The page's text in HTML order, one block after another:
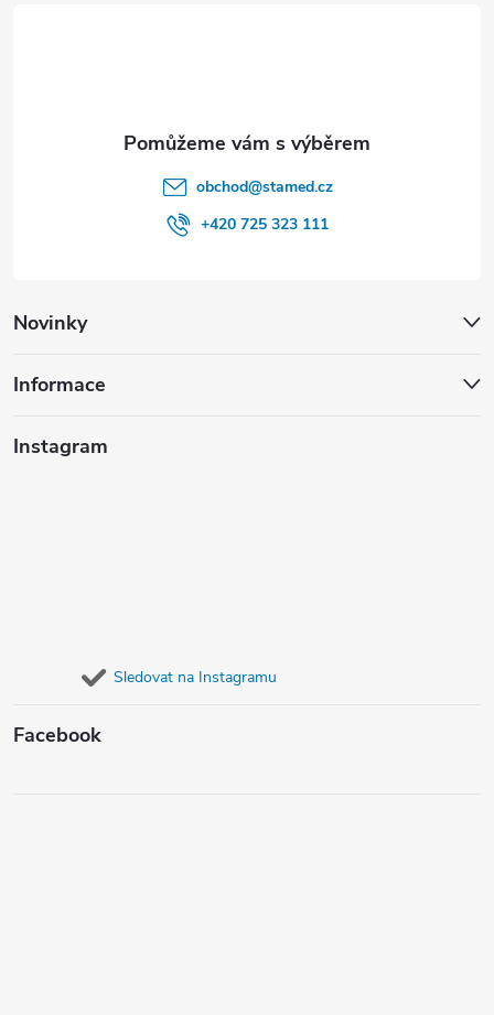
Novinky
Informace
Instagram
Sledovat na Instagramu
Facebook
obchod@stamed.cz
+420 725 323 111